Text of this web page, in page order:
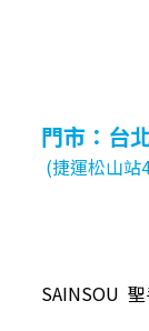
門市：台
(捷運松山站
SAINSOU